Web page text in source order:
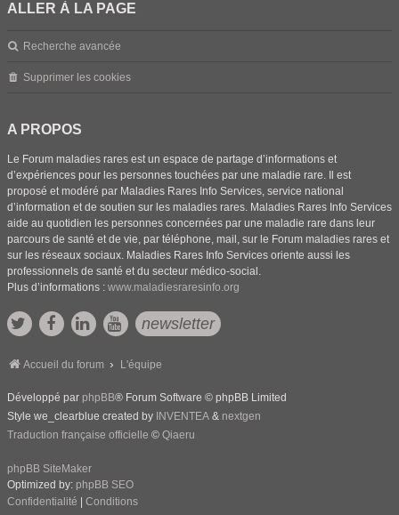
ALLER À LA PAGE
Recherche avancée
Supprimer les cookies
A PROPOS
Le Forum maladies rares est un espace de partage d’informations et
d’expériences pour les personnes touchées par une maladie rare. Il est
proposé et modéré par Maladies Rares Info Services, service national
d’information et de soutien sur les maladies rares. Maladies Rares Info Services
aide au quotidien les personnes concernées par une maladie rare dans leur
parcours de santé et de vie, par téléphone, mail, sur le Forum maladies rares et
sur les réseaux sociaux. Maladies Rares Info Services oriente aussi les
professionnels de santé et du secteur médico-social.
Plus d’informations : www.maladiesraresinfo.org
newsletter
Accueil du forum L'équipe
Développé par phpBB® Forum Software © phpBB Limited
Style we_clearblue created by INVENTEA & nextgen
Traduction française officielle © Qiaeru
phpBB SiteMaker
Optimized by: phpBB SEO
Confidentialité
Conditions